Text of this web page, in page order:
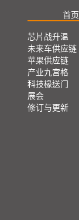
首页
芯片战升温
未来车供应链
苹果供应链
产业九宫格
科技椽送门
展会
修订与更新